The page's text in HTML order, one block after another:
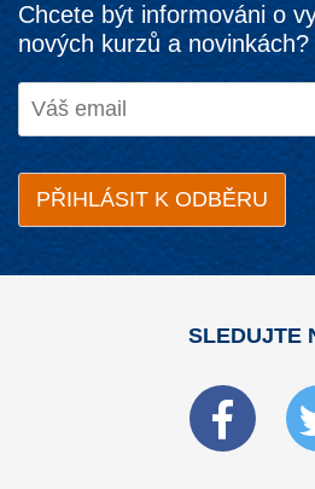
Chcete být informováni o
nových kurzů a novinkách?
SLEDUJTE